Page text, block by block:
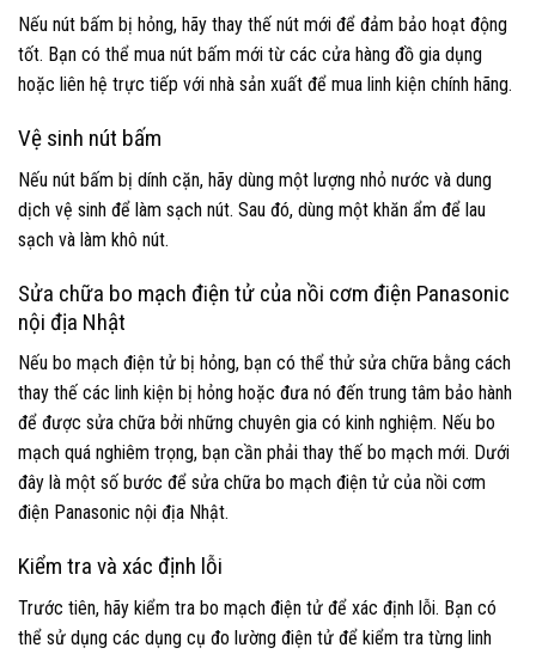
Nếu nút bấm bị hỏng, hãy thay thế nút mới để đảm bảo hoạt động
tốt. Bạn có thể mua nút bấm mới từ các cửa hàng đồ gia dụng
hoặc liên hệ trực tiếp với nhà sản xuất để mua linh kiện chính hãng.
Vệ sinh nút bấm
Nếu nút bấm bị dính cặn, hãy dùng một lượng nhỏ nước và dung
dịch vệ sinh để làm sạch nút. Sau đó, dùng một khăn ẩm để lau
sạch và làm khô nút.
Sửa chữa bo mạch điện tử của nồi cơm điện Panasonic
nội địa Nhật
Nếu bo mạch điện tử bị hỏng, bạn có thể thử sửa chữa bằng cách
thay thế các linh kiện bị hỏng hoặc đưa nó đến trung tâm bảo hành
để được sửa chữa bởi những chuyên gia có kinh nghiệm. Nếu bo
mạch quá nghiêm trọng, bạn cần phải thay thế bo mạch mới. Dưới
đây là một số bước để sửa chữa bo mạch điện tử của nồi cơm
điện Panasonic nội địa Nhật.
Kiểm tra và xác định lỗi
Trước tiên, hãy kiểm tra bo mạch điện tử để xác định lỗi. Bạn có
thể sử dụng các dụng cụ đo lường điện tử để kiểm tra từng linh